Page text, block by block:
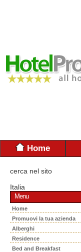
Home
cerca nel sito
Italia
Menu
Home
Promuovi la tua azienda
Alberghi
Residence
Bed and Breakfast